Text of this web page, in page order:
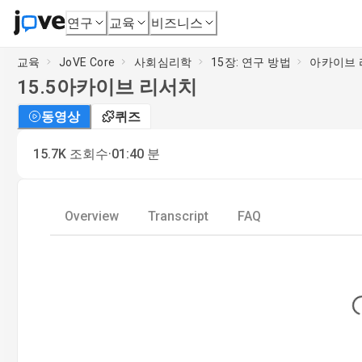
연구 교육 비즈니스
교육 JoVE Core 사회심리학 15장: 연구 방법 아카이브
15.5아카이브 리서치
동영상 퀴즈
15.7K 조회수·01:40 분
Overview Transcript FAQ